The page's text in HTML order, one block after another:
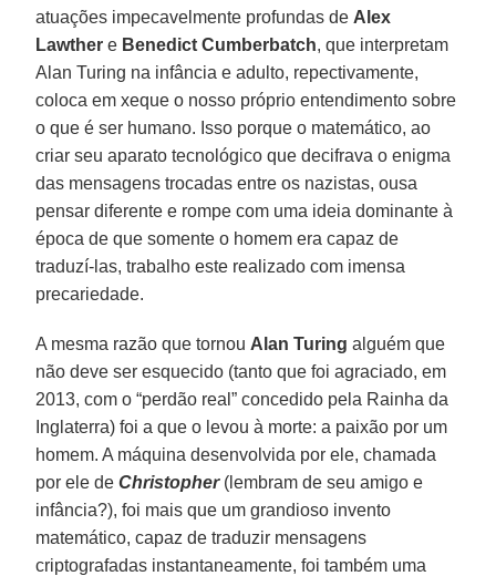
atuações impecavelmente profundas de Alex
Lawther e Benedict Cumberbatch, que interpretam
Alan Turing na infância e adulto, repectivamente,
coloca em xeque o nosso próprio entendimento sobre
o que é ser humano. Isso porque o matemático, ao
criar seu aparato tecnológico que decifrava o enigma
das mensagens trocadas entre os nazistas, ousa
pensar diferente e rompe com uma ideia dominante à
época de que somente o homem era capaz de
traduzí-las, trabalho este realizado com imensa
precariedade.
A mesma razão que tornou Alan Turing alguém que
não deve ser esquecido (tanto que foi agraciado, em
2013, com o “perdão real” concedido pela Rainha da
Inglaterra) foi a que o levou à morte: a paixão por um
homem. A máquina desenvolvida por ele, chamada
por ele deChristopher (lembram de seu amigo e
infância?), foi mais que um grandioso invento
matemático, capaz de traduzir mensagens
criptografadas instantaneamente, foi também uma